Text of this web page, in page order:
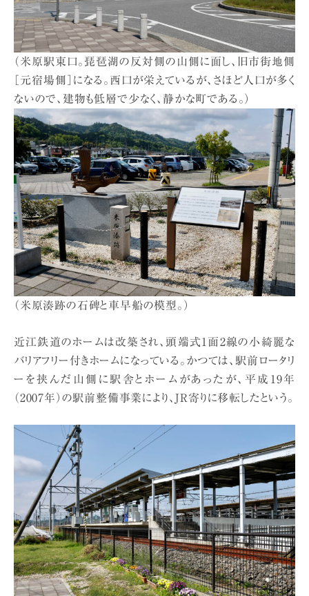
（米原駅東口。琵琶湖の反対側の山側に面し、旧市街地側
［元宿場側］になる。西口が栄えているが、さほど人口が多く
ないので、建物も低層で少なく、静かな町である。）
（米原湊跡の石碑と車早船の模型。）
近江鉄道のホームは改築され、頭端式1面2線の小綺麗な
バリアフリー付きホームになっている。かつては、駅前ロータリ
ーを挟んだ山側に駅舎とホームがあったが、平成19年
（2007年）の駅前整備事業により、JR寄りに移転したという。